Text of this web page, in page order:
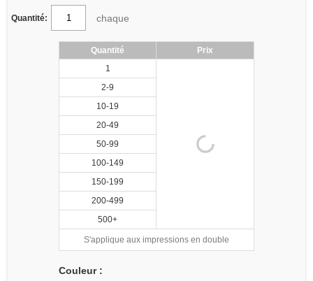
Quantité: chaque
Quantité
Prix
1
2-9
10-19
20-49
50-99
100-149
150-199
200-499
500+
S'applique aux impressions en double
Couleur :